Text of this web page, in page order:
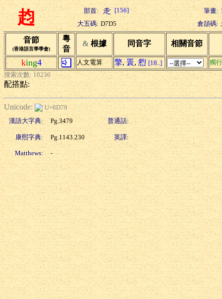
赹 部首: [156] 筆畫:
大五碼: D7D5 倉頡碼:
音節
(香港語言學學會)
粵
音
& 根據 同音字 相關音節
king4 人文電算 擎, 瞏, 憌 [18..]
獨行
搜索次數: 10236
配搭點:
Unicode:
U+8D79
漢語大字典:
Pg.3479 普通話:
康熙字典: Pg.1143.230 英譯:
Matthews: -